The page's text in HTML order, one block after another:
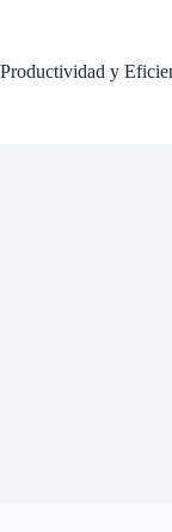
Productividad y